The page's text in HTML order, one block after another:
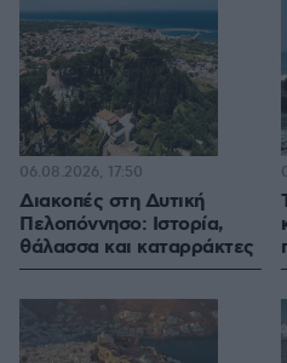
Διακοπές στη Δυτική
Πελοπόννησο: Ιστορία,
θάλασσα και καταρράκτες
06.08.2026, 17:50